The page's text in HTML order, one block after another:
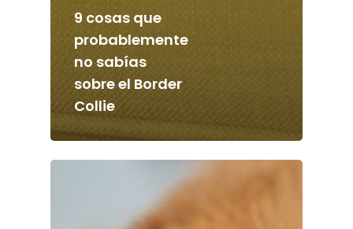
9 cosas que
probablemente
no sabías
sobre el Border
Collie